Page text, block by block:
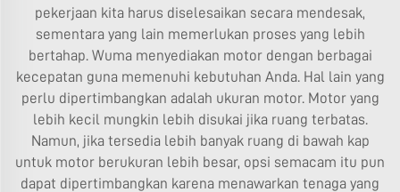
pekerjaan kita harus diselesaikan secara mendesak,
sementara yang lain memerlukan proses yang lebih
bertahap. Wuma menyediakan motor dengan berbagai
kecepatan guna memenuhi kebutuhan Anda. Hal lain yang
perlu dipertimbangkan adalah ukuran motor. Motor yang
lebih kecil mungkin lebih disukai jika ruang terbatas.
Namun, jika tersedia lebih banyak ruang di bawah kap
untuk motor berukuran lebih besar, opsi semacam itu pun
dapat dipertimbangkan karena menawarkan tenaga yang